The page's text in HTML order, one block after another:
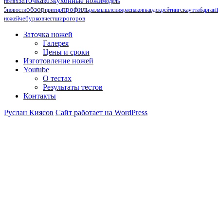
5новостиобзорпритирпрофильразмышленияраспаковкардскрейтингскауттабарган
ножейчебурковчестширогоров
Заточка ножей
Галерея
Цены и сроки
Изготовление ножей
Youtube
О тестах
Результаты тестов
Контакты
Руслан Киясов Сайт работает на WordPress